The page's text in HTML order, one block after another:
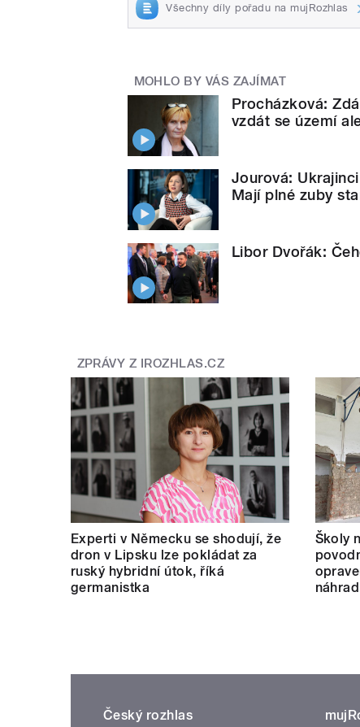
Všechny díly pořadu na mujRozhlas
MOHLO BY VÁS ZAJÍMAT
Procházková:
vzdát se území
Jourová:
Mají plné zuby
Libor Dvořák:
ZPRÁVY Z IROZHLAS.CZ
Experti v Německu se shodují, že
dron v Lipsku lze pokládat za
ruský hybridní útok, říká
germanistka
Školy
Český rozhlas